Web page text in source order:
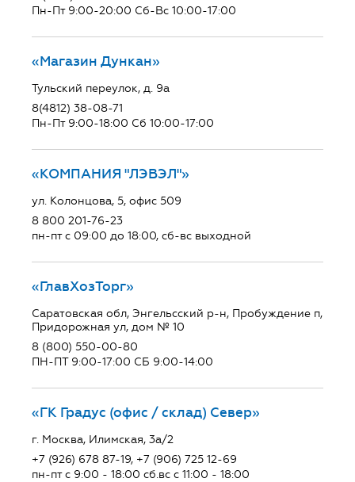
Пн-Пт 9:00-20:00 Сб-Вс 10:00-17:00
«Магазин Дункан»
Тульский переулок, д. 9а
8(4812) 38-08-71
Пн-Пт 9:00-18:00 Сб 10:00-17:00
«КОМПАНИЯ "ЛЭВЭЛ"»
ул. Колонцова, 5, офис 509
8 800 201-76-23
пн-пт с 09:00 до 18:00, сб-вс выходной
«ГлавХозТорг»
Саратовская обл, Энгельсский р-н, Пробуждение п,
Придорожная ул, дом № 10
8 (800) 550-00-80
ПН-ПТ 9:00-17:00 СБ 9:00-14:00
«ГК Градус (офис / склад) Север»
г. Москва, Илимская, 3а/2
+7 (926) 678 87-19, +7 (906) 725 12-69
пн-пт с 9:00 - 18:00 сб.вс с 11:00 - 18:00